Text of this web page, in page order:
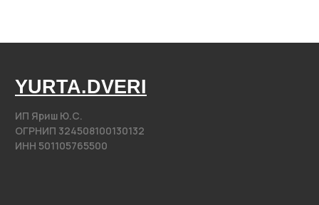
yurta.2020@mail.ru
Разработка сайта